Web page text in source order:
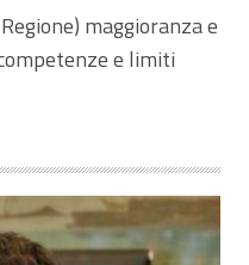
maggioranza e
e limiti